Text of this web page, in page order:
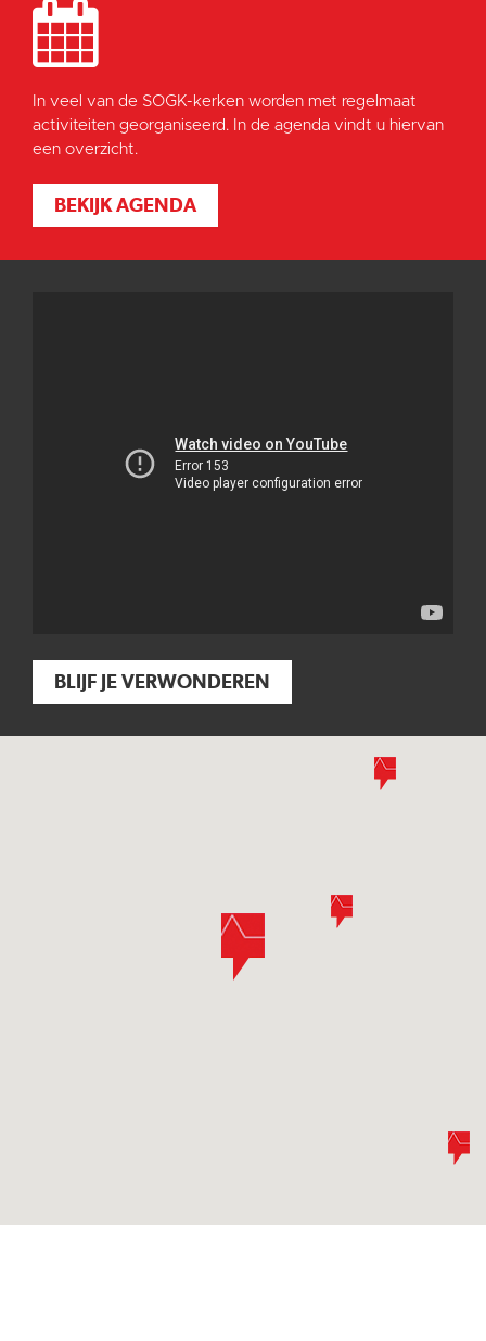
In veel van de SOGK-kerken worden met regelmaat
activiteiten georganiseerd. In de agenda vindt u hiervan
een overzicht.
BEKIJK AGENDA
BLIJF JE VERWONDEREN